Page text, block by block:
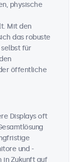
physische
Mit den
das robuste
für
öffentliche
Displays oft
und -
in Zukunft auf